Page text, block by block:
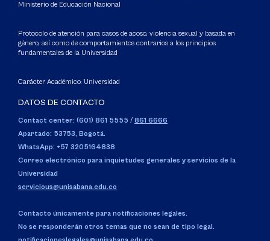
Ministerio de Educación Nacional
Protocolo de atención para casos de acoso, violencia sexual y basada en
género, así como de comportamientos contrarios a los principios
fundamentales de la Universidad
Carácter Académico: Universidad
DATOS DE CONTACTO
Contact center: (601) 861 5555 / 861 6666
Apartado: 53753, Bogotá.
WhatsApp: +57 3205164838
Correo electrónico para inquietudes generales y servicios de la
Universidad
servicious@unisabana.edu.co
Contacto únicamente para notificaciones legales.
No se responderán otros temas que no sean de tipo legal.